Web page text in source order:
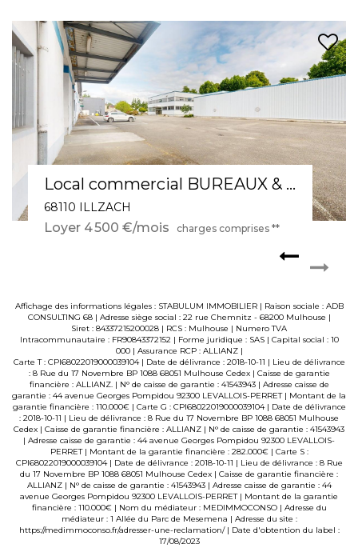
Local commercial 2 pièce(s) / avec ascenseur, terrasse, stationnement et salle d'attente
68270 WITTENHEIM
Loyer 630 €/mois charges comprises **
Affichage des informations légales : STABULUM IMMOBILIER | Raison sociale : ADB
CONSULTING 68 | Adresse siège social : 22 rue Chemnitz - 68200 Mulhouse |
Siret : 84337215200028 | RCS : Mulhouse | Numero TVA
Intracommunautaire : FR90843372152 | Forme juridique : SAS | Capital social : 10
000 | Assurance RCP : ALLIANZ |
Carte T : CPI68022019000039104 | Date de délivrance : 2018-10-11 | Lieu de délivrance
: 8 Rue du 17 Novembre BP 1088 68051 Mulhouse Cedex | Caisse de garantie
financière : ALLIANZ. | N° de caisse de garantie : 41543943 | Adresse caisse de
garantie : 44 avenue Georges Pompidou 92300 LEVALLOIS-PERRET | Montant de la
garantie financière : 110.000€ | Carte G : CPI68022019000039104 | Date de délivrance
: 2018-10-11 | Lieu de délivrance : 8 Rue du 17 Novembre BP 1088 68051 Mulhouse
Cedex | Caisse de garantie financière : ALLIANZ | N° de caisse de garantie : 41543943
| Adresse caisse de garantie : 44 avenue Georges Pompidou 92300 LEVALLOIS-
PERRET | Montant de la garantie financière : 282.000€ | Carte S :
CPI68022019000039104 | Date de délivrance : 2018-10-11 | Lieu de délivrance : 8 Rue
du 17 Novembre BP 1088 68051 Mulhouse Cedex | Caisse de garantie financière :
ALLIANZ | N° de caisse de garantie : 41543943 | Adresse caisse de garantie : 44
avenue Georges Pompidou 92300 LEVALLOIS-PERRET | Montant de la garantie
financière : 110.000€ | Nom du médiateur : MEDIMMOCONSO | Adresse du
médiateur : 1 Allée du Parc de Mesemena | Adresse du site :
https://medimmoconso.fr/adresser-une-reclamation/| Date d'obtention du label :
17/08/2023